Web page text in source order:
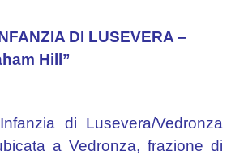
DI LUSEVERA –
Hill”
di Lusevera/Vedronza
a Vedronza, frazione di